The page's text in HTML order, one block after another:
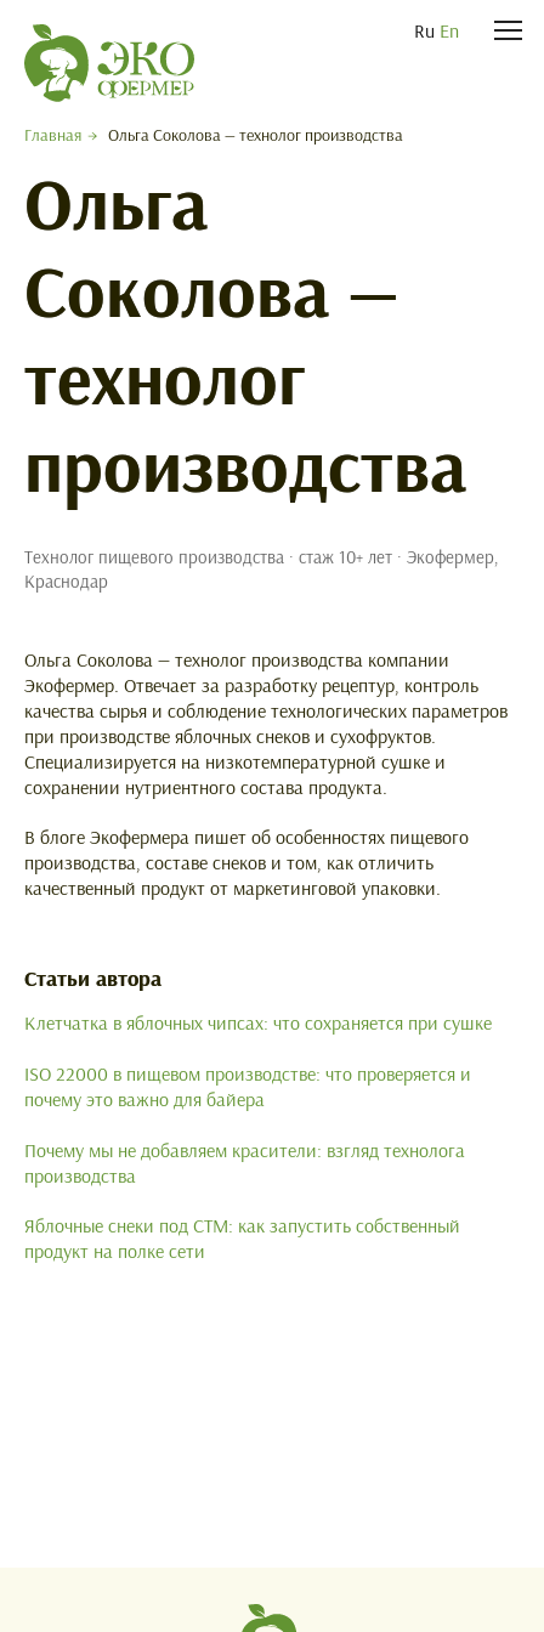
Ru En
Главная Ольга Соколова — технолог производства
Ольга
Соколова —
технолог
производства
Технолог пищевого производства · стаж 10+ лет · Экофермер,
Краснодар
Ольга Соколова — технолог производства компании
Экофермер. Отвечает за разработку рецептур, контроль
качества сырья и соблюдение технологических параметров
при производстве яблочных снеков и сухофруктов.
Специализируется на низкотемпературной сушке и
сохранении нутриентного состава продукта.
В блоге Экофермера пишет об особенностях пищевого
производства, составе снеков и том, как отличить
качественный продукт от маркетинговой упаковки.
Статьи автора
Клетчатка в яблочных чипсах: что сохраняется при сушке
ISO 22000 в пищевом производстве: что проверяется и
почему это важно для байера
Почему мы не добавляем красители: взгляд технолога
производства
Яблочные снеки под СТМ: как запустить собственный
продукт на полке сети